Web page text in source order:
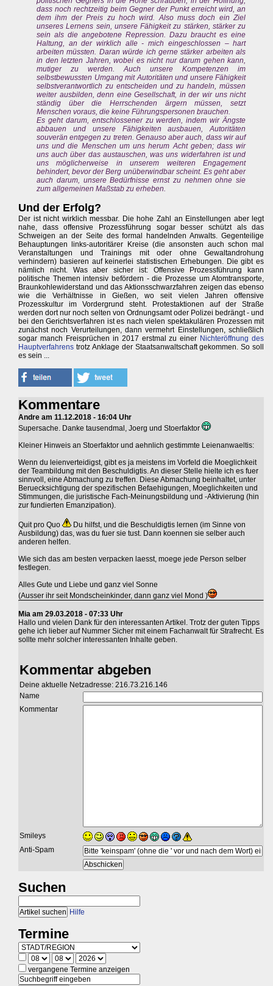
dass noch rechtzeitig beim Gegner der Punkt erreicht wird, an
dem ihm der Preis zu hoch wird. Also muss doch ein Ziel
unseres Lernens sein, unsere Fähigkeit zu stärken, stärker zu
sein als die angebotene Repression. Dazu braucht es eine
Haltung, an der wirklich alle - mich eingeschlossen – hart
arbeiten müssten. Daran würde ich gerne stärker arbeiten als
in den letzten Jahren, wobei es nicht nur darum gehen kann,
mutiger zu werden. Auch unsere Kompetenzen im
selbstbewussten Umgang mit Autoritäten und unsere Fähigkeit
selbstverantwortlich zu entscheiden und zu handeln, müssen
weiter ausbilden, denn eine Gesellschaft, in der wir uns nicht
ständig über die Herrschenden ärgern müssen, setzt
Menschen voraus, die keine Führungspersonen brauchen.
Es geht darum, entschlossener zu werden, indem wir Ängste
abbauen und unsere Fähigkeiten ausbauen, Autoritäten
souverän entgegen zu treten. Genauso aber auch, dass wir auf
uns und die Menschen um uns herum Acht geben; dass wir
uns auch über das austauschen, was uns widerfahren ist und
uns möglicherweise in unserem weiteren Engagement
behindert, bevor der Berg unüberwindbar scheint. Es geht aber
auch darum, unsere Bedürfnisse ernst zu nehmen ohne sie
zum allgemeinen Maßstab zu erheben.
Und der Erfolg?
Der ist nicht wirklich messbar. Die hohe Zahl an Einstellungen aber legt
nahe, dass offensive Prozessführung sogar besser schützt als das
Schweigen an der Seite des formal handelnden Anwalts. Gegenteilige
Behauptungen links-autoritärer Kreise (die ansonsten auch schon mal
Veranstaltungen und Trainings mit oder ohne Gewaltandrohung
verhindern) basieren auf keinerlei statistischen Erhebungen. Die gibt es
nämlich nicht. Was aber sicher ist: Offensive Prozessführung kann
politische Themen intensiv befördern - die Prozesse um Atomtransporte,
Braunkohlewiderstand und das Aktionsschwarzfahren zeigen das ebenso
wie die Verhältnisse in Gießen, wo seit vielen Jahren offensive
Prozesskultur im Vordergrund steht. Protestaktionen auf der Straße
werden dort nur noch selten von Ordnungsamt oder Polizei bedrängt - und
bei den Gerichtsverfahren ist es nach vielen spektakulären Prozessen mit
zunächst noch Verurteilungen, dann vermehrt Einstellungen, schließlich
sogar manch Freisprüchen in 2017 erstmal zu einer Nichteröffnung des
Hauptverfahrens trotz Anklage der Staatsanwaltschaft gekommen. So soll
es sein ...
Kommentare
Andre am 11.12.2018 - 16:04 Uhr
Supersache. Danke tausendmal, Joerg und Stoerfaktor
Kleiner Hinweis an Stoerfaktor und aehnlich gestimmte Leienanwaeltis:
Wenn du leienverteidigst, gibt es ja meistens im Vorfeld die Moeglichkeit
der Teambildung mit den Beschuldigtis. An dieser Stelle hielte ich es fuer
sinnvoll, eine Abmachung zu treffen. Diese Abmachung beinhaltet, unter
Beruecksichtigung der spezifischen Befaehigungen, Moeglichkeiten und
Stimmungen, die juristische Fach-Meinungsbildung und -Aktivierung (hin
zur fundierten Emanzipation).
Quit pro Quo
Du hilfst, und die Beschuldigtis lernen (im Sinne von
Ausbildung) das, was du fuer sie tust. Dann koennen sie selber auch
anderen helfen.
Wie sich das am besten verpacken laesst, moege jede Person selber
festlegen.
Alles Gute und Liebe und ganz viel Sonne
(Ausser ihr seit Mondscheinkinder, dann ganz viel Mond )
Mia am 29.03.2018 - 07:33 Uhr
Hallo und vielen Dank für den interessanten Artikel. Trotz der guten Tipps
gehe ich lieber auf Nummer Sicher mit einem Fachanwalt für Strafrecht. Es
sollte mehr solcher interessanten Inhalte geben.
Kommentar abgeben
Deine aktuelle Netzadresse: 216.73.216.146
Name
Kommentar
Smileys
Anti-Spam
Suchen
Hilfe
Termine
vergangene Termine anzeigen